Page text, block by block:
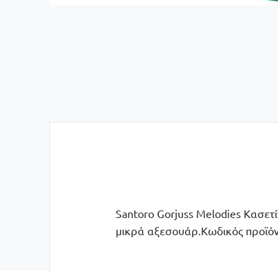
Santoro Gorjuss Melodies
μικρά αξεσουάρ.Κωδικός